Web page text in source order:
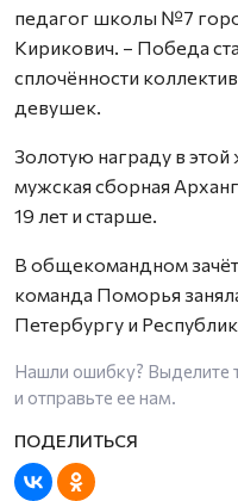
педагог школы №7
Кирикович. – Победа
сплочённости
девушек.
Золотую награду в
мужская сборная
19 лет и старше.
В общекомандном
команда Поморья
Петербургу и
Нашли ошибку? Выделите
и отправьте ее нам.